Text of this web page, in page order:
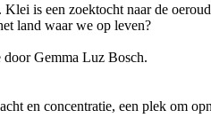
is een zoektocht naar de
land waar we op leven?
Gemma Luz Bosch.
en concentratie, een plek om